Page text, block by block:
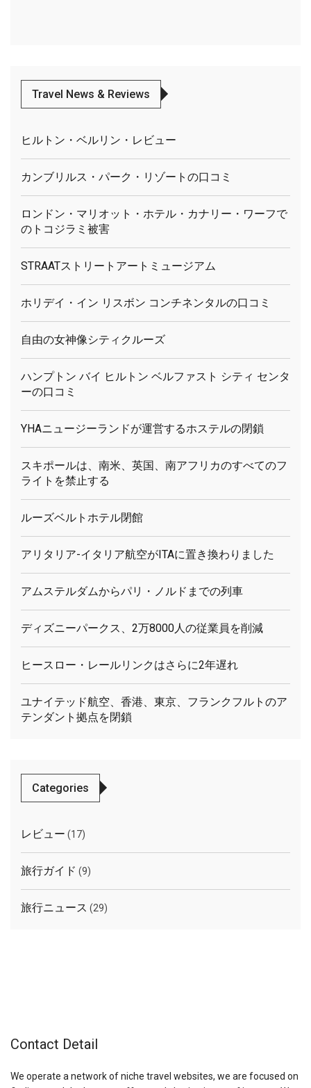
Travel News & Reviews
ヒルトン・ベルリン・レビュー
カンブリルス・パーク・リゾートの口コミ
ロンドン・マリオット・ホテル・カナリー・ワーフで
のトコジラミ被害
STRAATストリートアートミュージアム
ホリデイ・イン リスボン コンチネンタルの口コミ
自由の女神像シティクルーズ
ハンプトン バイ ヒルトン ベルファスト シティ センタ
ーの口コミ
YHAニュージーランドが運営するホステルの閉鎖
スキポールは、南米、英国、南アフリカのすべてのフ
ライトを禁止する
ルーズベルトホテル閉館
アリタリア-イタリア航空がITAに置き換わりました
アムステルダムからパリ・ノルドまでの列車
ディズニーパークス、2万8000人の従業員を削減
ヒースロー・レールリンクはさらに2年遅れ
ユナイテッド航空、香港、東京、フランクフルトのア
テンダント拠点を閉鎖
Categories
レビュー (17)
旅行ガイド (9)
旅行ニュース (29)
Contact Detail
We operate a network of niche travel websites, we are focused on